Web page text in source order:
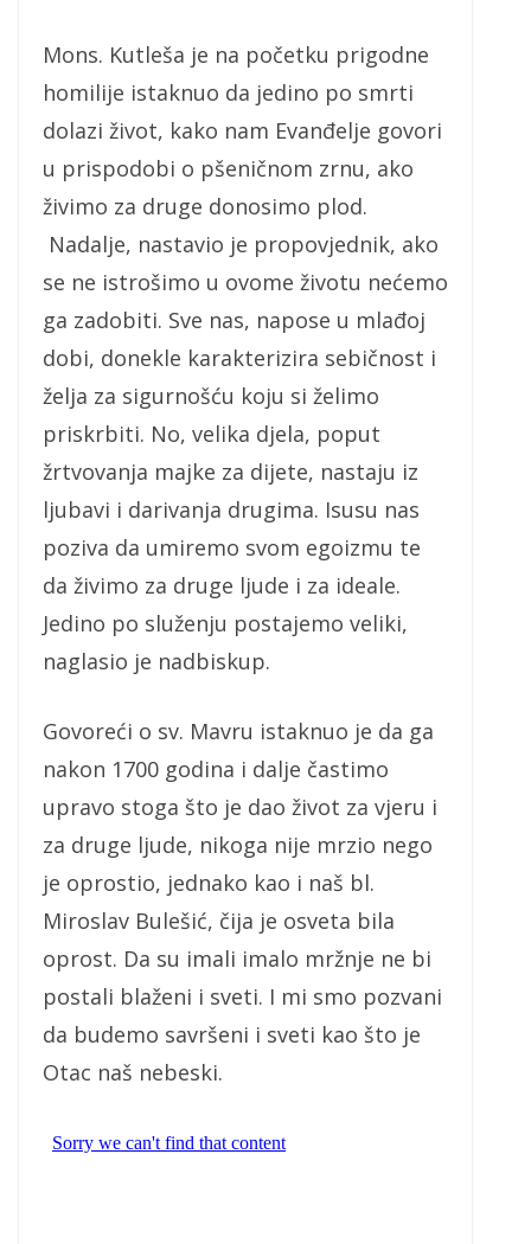
Mons. Kutleša je na početku prigodne
homilije istaknuo da jedino po smrti
dolazi život, kako nam Evanđelje govori
u prispodobi o pšeničnom zrnu, ako
živimo za druge donosimo plod.
Nadalje, nastavio je propovjednik, ako
se ne istrošimo u ovome životu nećemo
ga zadobiti. Sve nas, napose u mlađoj
dobi, donekle karakterizira sebičnost i
želja za sigurnošću koju si želimo
priskrbiti. No, velika djela, poput
žrtvovanja majke za dijete, nastaju iz
ljubavi i darivanja drugima. Isusu nas
poziva da umiremo svom egoizmu te
da živimo za druge ljude i za ideale.
Jedino po služenju postajemo veliki,
naglasio je nadbiskup.
Govoreći o sv. Mavru istaknuo je da ga
nakon 1700 godina i dalje častimo
upravo stoga što je dao život za vjeru i
za druge ljude, nikoga nije mrzio nego
je oprostio, jednako kao i naš bl.
Miroslav Bulešić, čija je osveta bila
oprost. Da su imali imalo mržnje ne bi
postali blaženi i sveti. I mi smo pozvani
da budemo savršeni i sveti kao što je
Otac naš nebeski.